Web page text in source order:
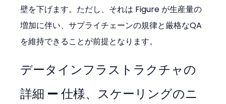
壁を下げます。ただし、それは Figure が生産量の
増加に伴い、サプライチェーンの規律と厳格なQA
を維持できることが前提となります。
データインフラストラクチャの
詳細 — 仕様、スケーリングのニ